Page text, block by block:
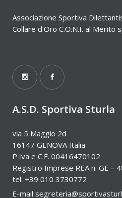
Associazione Sportiva
Collare d'Oro C.O.N.I. al Merito
A.S.D. Sportiva Sturla
via 5 Maggio 2d
16147 GENOVA Italia
P.Iva e C.F. 00416470102
Registro Imprese REA n. GE –
tel. +39 010 3730772
E-mail